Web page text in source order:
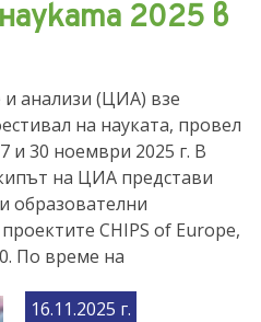
2025 в
анализи (ЦИА) взе
на науката, провел
и 30 ноември 2025 г. В
на ЦИА представи
образователни
CHIPS of Europe,
По време на
16.11.2025 г.